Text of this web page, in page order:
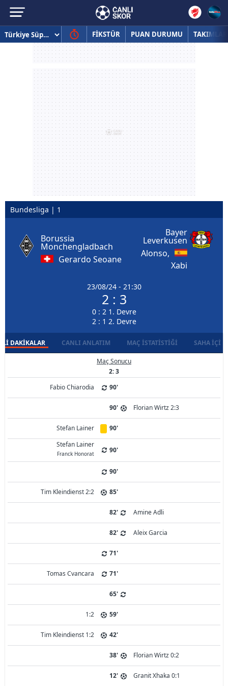
FİKSTÜR PUAN DURUMU TAKIMLAR
Bundesliga | 1
Borussia
Monchengladbach
Gerardo Seoane
23/08/24 - 21:30
2 : 3
0 : 2 1. Devre
2 : 1 2. Devre
Bayer
Leverkusen
Alonso,
Xabi
DAKIKALAR CANLI ANLATIM MAÇ İSTATISTIĞI SAHA İÇI
Maç Sonucu
2: 3
Fabio Chiarodia
90'
90' Florian Wirtz 2:3
Stefan Lainer
90'
Stefan Lainer
Franck Honorat 90'
90'
Tim Kleindienst 2:2 85'
82' Amine Adli
82' Aleix Garcia
71'
Tomas Cvancara 71'
65'
1:2 59'
Tim Kleindienst 1:2 42'
38' Florian Wirtz 0:2
12' Granit Xhaka 0:1